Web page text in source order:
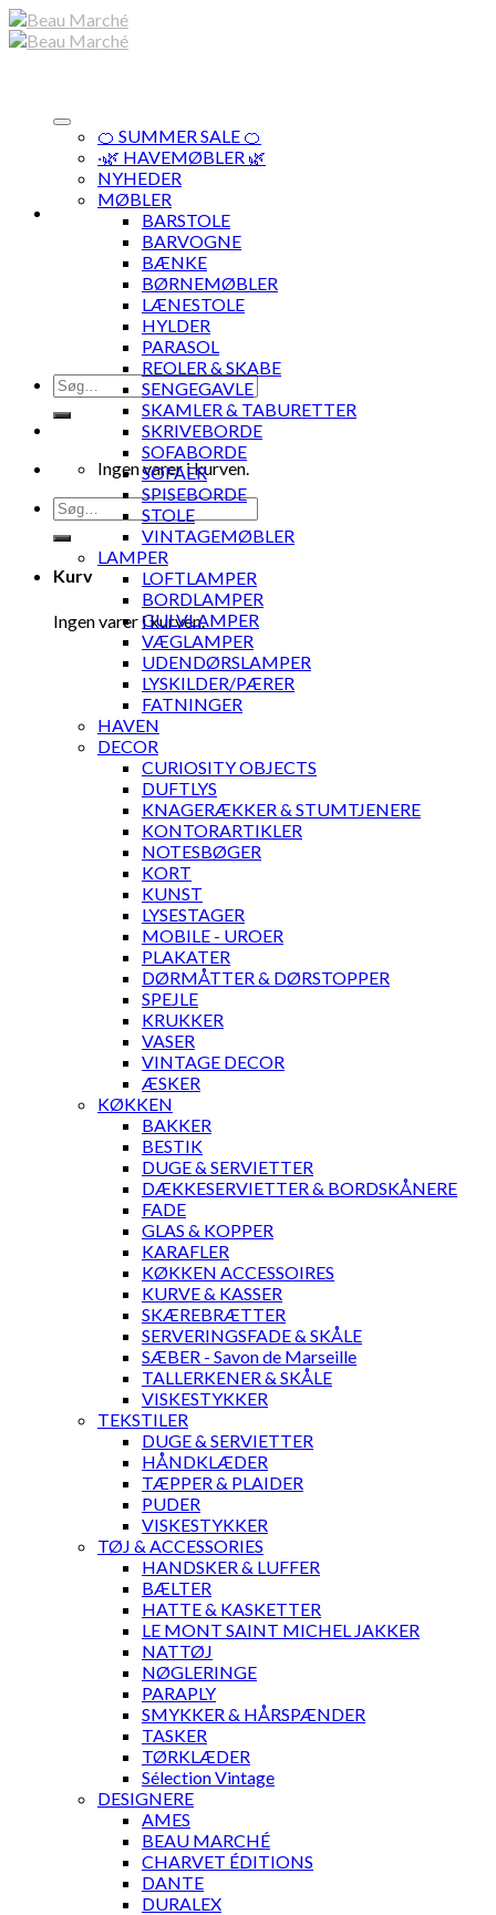
Skip
to
Søg
efter:
Ingen varer i kurven.
Søg
efter:
Kurv
Ingen varer i kurven.
🍊 SUMMER SALE 🍊
·🌿 HAVEMØBLER 🌿
NYHEDER
MØBLER
BARSTOLE
BARVOGNE
BÆNKE
BØRNEMØBLER
LÆNESTOLE
HYLDER
PARASOL
REOLER & SKABE
SENGEGAVLE
SKAMLER & TABURETTER
SKRIVEBORDE
SOFABORDE
SOFAER
SPISEBORDE
STOLE
VINTAGEMØBLER
LAMPER
LOFTLAMPER
BORDLAMPER
GULVLAMPER
VÆGLAMPER
UDENDØRSLAMPER
LYSKILDER/PÆRER
FATNINGER
HAVEN
DECOR
CURIOSITY OBJECTS
DUFTLYS
KNAGERÆKKER & STUMTJENERE
KONTORARTIKLER
NOTESBØGER
KORT
KUNST
LYSESTAGER
MOBILE - UROER
PLAKATER
DØRMÅTTER & DØRSTOPPER
SPEJLE
KRUKKER
VASER
VINTAGE DECOR
ÆSKER
KØKKEN
BAKKER
BESTIK
DUGE & SERVIETTER
DÆKKESERVIETTER & BORDSKÅNERE
FADE
GLAS & KOPPER
KARAFLER
KØKKEN ACCESSOIRES
KURVE & KASSER
SKÆREBRÆTTER
SERVERINGSFADE & SKÅLE
SÆBER - Savon de Marseille
TALLERKENER & SKÅLE
VISKESTYKKER
TEKSTILER
DUGE & SERVIETTER
HÅNDKLÆDER
TÆPPER & PLAIDER
PUDER
VISKESTYKKER
TØJ & ACCESSORIES
HANDSKER & LUFFER
BÆLTER
HATTE & KASKETTER
LE MONT SAINT MICHEL JAKKER
NATTØJ
NØGLERINGE
PARAPLY
SMYKKER & HÅRSPÆNDER
TASKER
TØRKLÆDER
Sélection Vintage
DESIGNERE
AMES
BEAU MARCHÉ
CHARVET ÉDITIONS
DANTE
DURALEX